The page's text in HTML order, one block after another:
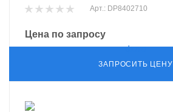
Арт.: DP8402710
Цена по запросу
ЗАПРОСИТЬ ЦЕНУ